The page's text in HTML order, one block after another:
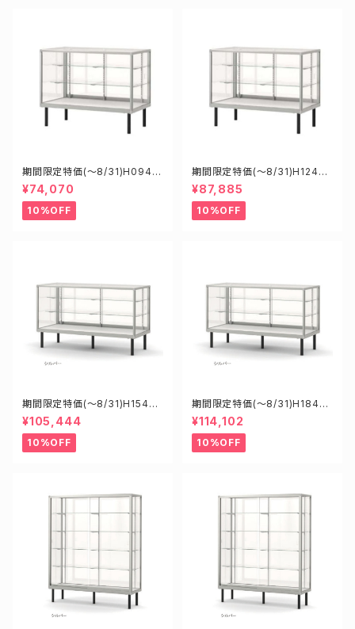
期間限定特価(～8/31)H0945
0S W900D450H900mm 新
型業務用ガラスケース ショーケ
ース
¥74,070
10%OFF
期間限定特価(～8/31)H12450
S W1200D450H900mm 新
型業務用ガラスケース ショーケ
ース
¥87,885
10%OFF
期間限定特価(～8/31)H15450
S W1500D450H900mm 新
型業務用ガラスケース ショーケ
ース
¥105,444
10%OFF
期間限定特価(～8/31)H18450
S W1800D450H900mm 新
型業務用ガラスケース ショーケ
ース
¥114,102
10%OFF